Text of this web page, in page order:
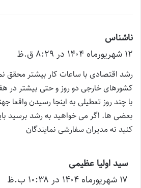
ناشناس
ف
ت
:
۱۲ شهریور‌ماه ۱۴۰۴ در ۸:۲۹ ق.ظ
رشد اقتصادی با ساعات کار بیشتر محقق
کشورهای خارجی دو روز و حتی بیشتر در
با چند روز تعطیلی به اینجا رسیدن واقعا
بعضی ها. اگر می خواهید به رشد برسید
کنید نه مدیران سفارشی نمایندگان
سید اولیا عظیمی
ف
۱۷ شهریور‌ماه ۱۴۰۴ در ۱۰:۳۸ ب.ظ